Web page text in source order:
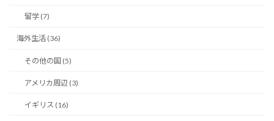
留学 (7)
海外生活 (36)
その他の国 (5)
アメリカ周辺 (3)
イギリス (16)